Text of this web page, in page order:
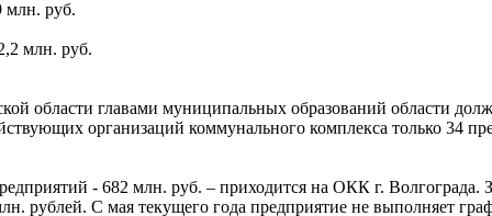
млн. руб.
млн. руб.
области главами муниципальных образований области
организаций коммунального комплекса только 34
- 682 млн. руб. – приходится на ОКК г.
рублей. С мая текущего года предприятие не выполняет